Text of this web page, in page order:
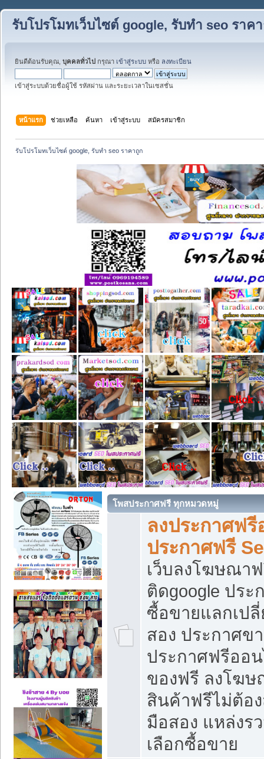
รับโปรโมทเว็บไซต์ google, รับทำ seo ราค
ยินดีต้อนรับคุณ, บุคคลทั่วไป กรุณา เข้าสู่ระบบ หรือ ลงทะเบียน
เข้าสู่ระบบด้วยชื่อผู้ใช้ รหัสผ่าน และระยะเวลาในเซสชั่น
หน้าแรก ช่วยเหลือ ค้นหา เข้าสู่ระบบ สมัครสมาชิก
รับโปรโมทเว็บไซต์ google, รับทำ seo ราคาถูก
โพสประกาศฟรี ทุกหมวดหมู่
ลงประกาศฟ
ประกาศฟรี
เว็บลงโฆษณา
ติดgoogle ปร
ซื้อขายแลกเป
สอง ประกาศข
ประกาศฟรีออ
ของฟรี ลงโฆ
สินค้าฟรีไม่ต้อ
มือสอง แหล่งร
เลือกซื้อขาย